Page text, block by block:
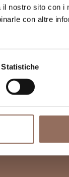
nostro sito con i
con altre
Statistiche